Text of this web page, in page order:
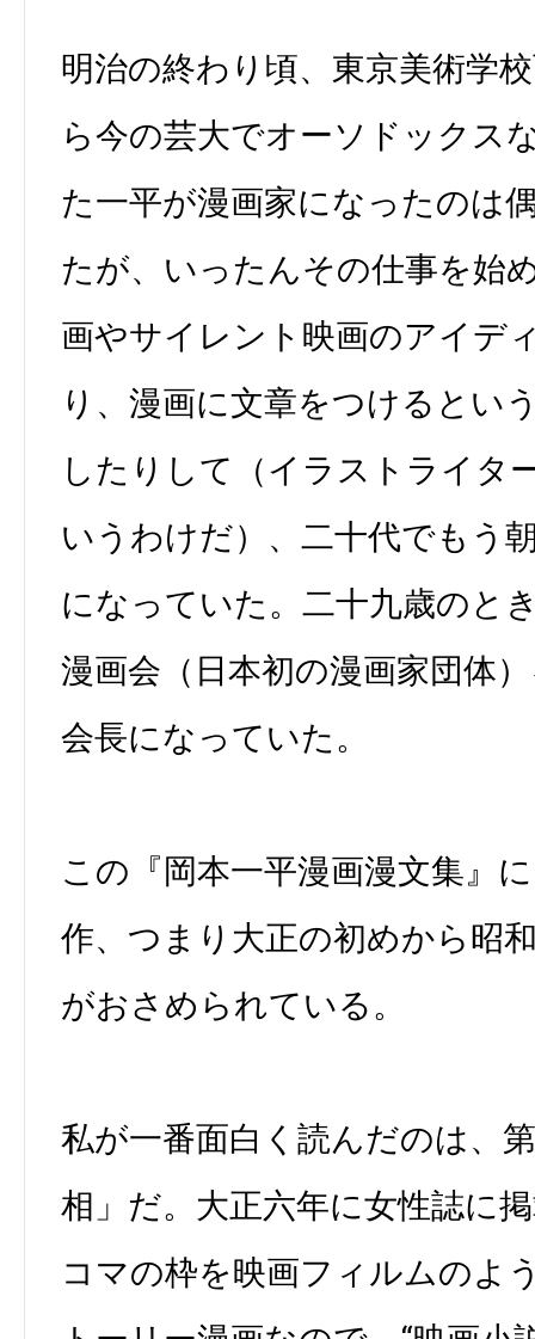
明治の終わり頃、東京美術学
ら今の芸大でオーソドックス
た一平が漫画家になったのは
たが、いったんその仕事を始
画やサイレント映画のアイデ
り、漫画に文章をつけるとい
したりして（イラストライタ
いうわけだ）、二十代でもう
になっていた。二十九歳のと
漫画会（日本初の漫画家団体
会長になっていた。
この『岡本一平漫画漫文集』
作、つまり大正の初めから昭
がおさめられている。
私が一番面白く読んだのは、
相」だ。大正六年に女性誌に
コマの枠を映画フィルムのよ